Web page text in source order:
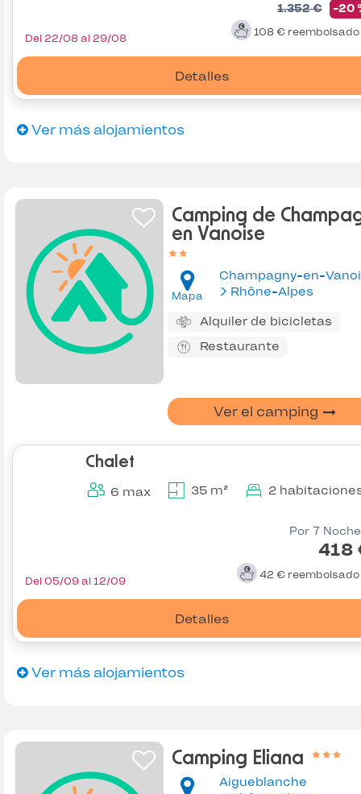
1.352 € -20
108 € reembolsado
Detalles
Del 22/08 al 29/08
Ver más alojamientos
Camping de
en Vanoise
Mapa
Champagny-en-
Rhône-Alpes
Alquiler de bicicletas
Restaurante
Ver el camping
Chalet
6 max 35 m² 2
Por 7
418
42 € reembolsado
Detalles
Del 05/09 al 12/09
Ver más alojamientos
Camping Eliana
Aigueblanche